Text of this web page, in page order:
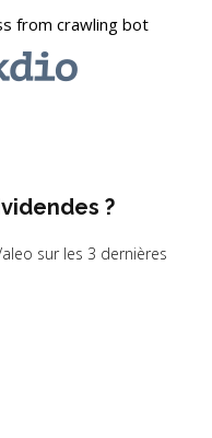
?
sur les 3 dernières